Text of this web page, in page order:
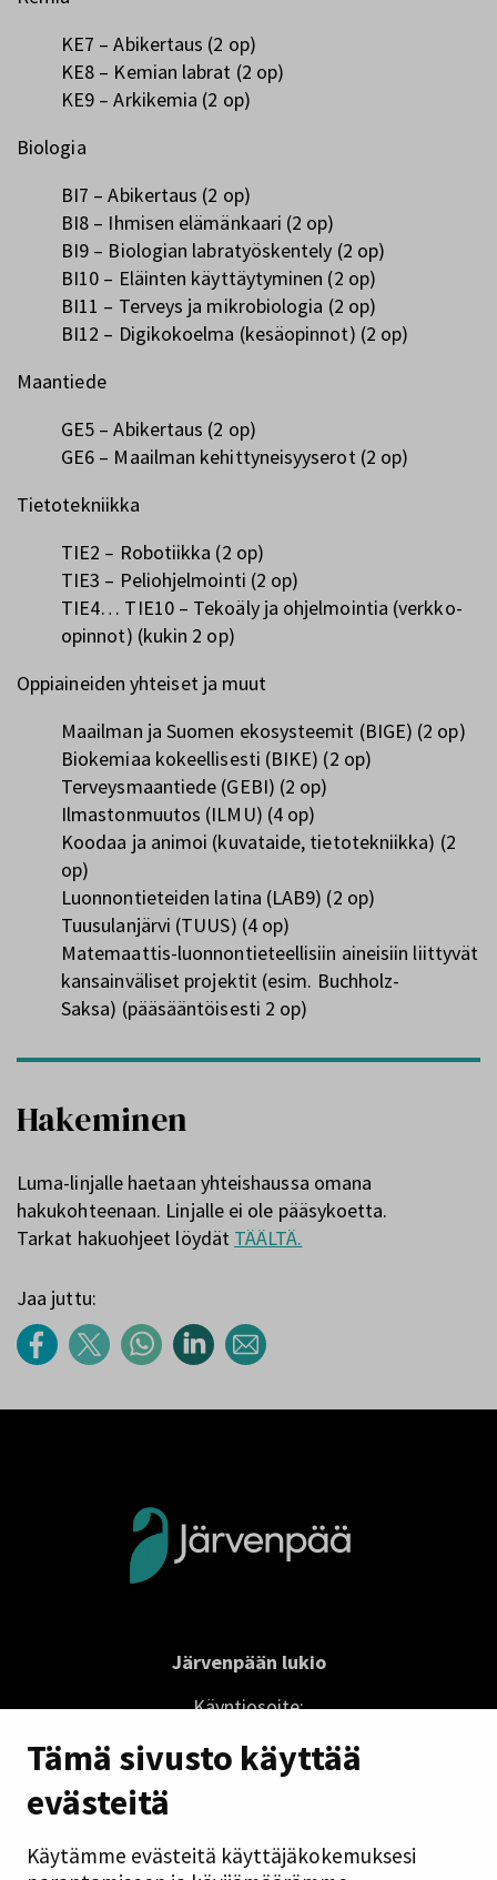
Tämä sivusto käyttää
evästeitä
Käytämme evästeitä käyttäjäkokemuksesi
KE7 – Abikertaus (2 op)
KE8 – Kemian labrat (2 op)
KE9 – Arkikemia (2 op)
Biologia
BI7 – Abikertaus (2 op)
BI8 – Ihmisen elämänkaari (2 op)
BI9 – Biologian labratyöskentely (2 op)
BI10 – Eläinten käyttäytyminen (2 op)
BI11 – Terveys ja mikrobiologia (2 op)
BI12 – Digikokoelma (kesäopinnot) (2 op)
Maantiede
GE5 – Abikertaus (2 op)
GE6 – Maailman kehittyneisyyserot (2 op)
Tietotekniikka
TIE2 – Robotiikka (2 op)
TIE3 – Peliohjelmointi (2 op)
TIE4… TIE10 – Tekoäly ja ohjelmointia (verkko-
opinnot) (kukin 2 op)
Oppiaineiden yhteiset ja muut
Maailman ja Suomen ekosysteemit (BIGE) (2 op)
Biokemiaa kokeellisesti (BIKE) (2 op)
Terveysmaantiede (GEBI) (2 op)
Ilmastonmuutos (ILMU) (4 op)
Koodaa ja animoi (kuvataide, tietotekniikka) (2
op)
Luonnontieteiden latina (LAB9) (2 op)
Tuusulanjärvi (TUUS) (4 op)
Matemaattis-luonnontieteellisiin aineisiin liittyvät
kansainväliset projektit (esim. Buchholz-
Saksa) (pääsääntöisesti 2 op)
Hakeminen
Luma-linjalle haetaan yhteishaussa omana
hakukohteenaan. Linjalle ei ole pääsykoetta.
Tarkat hakuohjeet löydät TÄÄLTÄ.
Jaa juttu:
Järvenpään lukio
Käyntiosoite:
04410 Järvenpää
Sivuston pikalinkit